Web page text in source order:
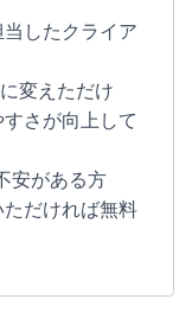
したクライア
変えただけ
さが向上して
安がある方
だければ無料